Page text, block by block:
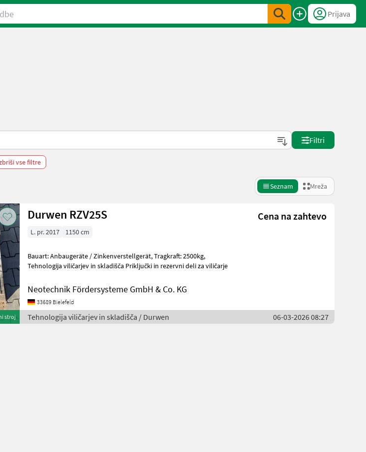
Prijava
Filtri
vse filtre
Seznam Mreža
stroj
Durwen RZV25S Cena na zahtevo
L. pr. 2017 1150 cm
Bauart: Anbaugeräte / Zinkenverstellgerät, Tragkraft: 2500kg,
Tehnologija viličarjev in skladišča Priključki in rezervni deli za viličarje
Neotechnik Fördersysteme GmbH & Co. KG
33689 Bielefeld
Tehnologija viličarjev in skladišča / Durwen 06-03-2026 08:27